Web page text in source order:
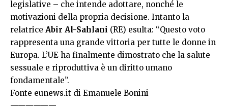
legislative – che intende adottare, nonché le
motivazioni della propria decisione. Intanto la
relatrice Abir Al-Sahlani (RE) esulta: “Questo voto
rappresenta una grande vittoria per tutte le donne in
Europa. L’UE ha finalmente dimostrato che la salute
sessuale e riproduttiva è un diritto umano
fondamentale”.
Fonte eunews.it di Emanuele Bonini
——————